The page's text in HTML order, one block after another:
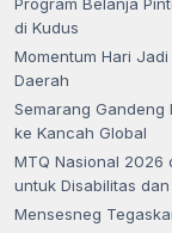
Program Belanja
di Kudus
Momentum Hari
Daerah
Semarang Gandeng
ke Kancah Global
MTQ Nasional 2026
untuk Disabilitas
Mensesneg